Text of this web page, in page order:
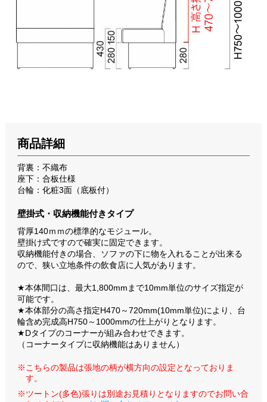
商品詳細
背裏：不織布
座下：合板仕様
台輪：化粧3面（底板付）
壁掛式・収納機能付きタイプ
背厚140ｍｍの標準的なモジュール。
壁掛け式ですので確実に固定できます。
収納機能付きの場合、ソファの下に物を入れることが出来る
ので、狭い立地条件の飲食店に人気があります。
★本体間口は、最大1,800mmまで10mm単位のサイズ指定が
可能です。
★本体部分の高さ指定H470～720mm(10mm単位)により、台
輪含め完成高H750～1000mmの仕上がりとなります。
★Dタイプのコーナーが組み合わせできます。
（コーナータイプに収納機能はありません）
※こちらの製品は張地の柄が横方向の設定となっておりま
す。
※ツートン(多色)張りは別途お見積りとなりますのでお問い合